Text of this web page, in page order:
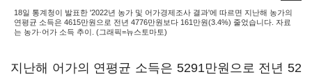
18일 통계청이 발표한 '2022년 농가 및 어가경제조사 결과'에 따르면 지난해 농가의
연평균 소득은 4615만원으로 전년 4776만원보다 161만원(3.4%) 줄었습니다. 자료
는 농가·어가 소득 추이. (그래픽=뉴스토마토)
지난해 어가의 연평균 소득은 5291만원으로 전년 52